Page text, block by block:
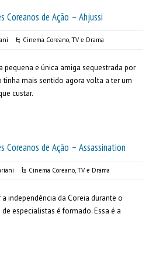
Coreanos de Ação – Ahjussi
Cinema Coreano,TV e Drama
e única amiga sequestrada por
tinha mais sentido agora volta a ter um
custar.
Coreanos de Ação – Assassination
Cinema Coreano,TV e Drama
independência da Coreia durante o
especialistas é formado. Essa é a